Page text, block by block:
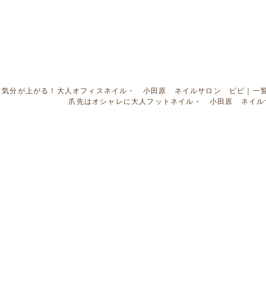
気分が上がる！大人オフィスネイル・ 小田原 ネイルサロン ピピ ｜ 一
爪先はオシャレに大人フットネイル・ 小田原 ネイ